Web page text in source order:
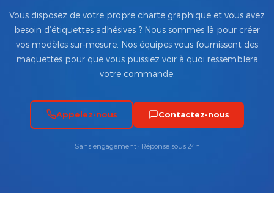
Vous disposez de votre propre charte graphique et vous avez
besoin d’étiquettes adhésives ? Nous sommes là pour créer
vos modèles sur-mesure. Nos équipes vous fournissent des
maquettes pour que vous puissiez voir à quoi ressemblera
votre commande.
Appelez-nous Contactez-nous
Sans engagement · Réponse sous 24h